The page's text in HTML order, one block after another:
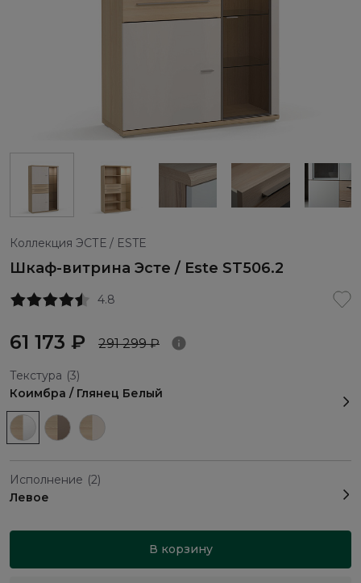
Коллекция ЭСТЕ / ESTE
Шкаф-витрина Эсте / Este ST506.2
4.8
61 173 ₽ 291 299 ₽
Текстура (3)
Коимбра / Глянец Белый
Исполнение (2)
Левое
В корзину